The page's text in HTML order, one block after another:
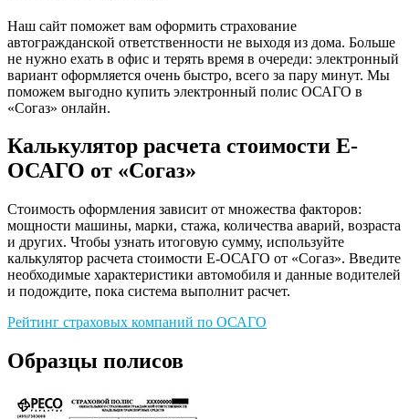
Наш сайт поможет вам оформить страхование
автогражданской ответственности не выходя из дома. Больше
не нужно ехать в офис и терять время в очереди: электронный
вариант оформляется очень быстро, всего за пару минут. Мы
поможем выгодно купить электронный полис ОСАГО в
«Согаз» онлайн.
Калькулятор расчета стоимости Е-
ОСАГО от «Согаз»
Стоимость оформления зависит от множества факторов:
мощности машины, марки, стажа, количества аварий, возраста
и других. Чтобы узнать итоговую сумму, используйте
калькулятор расчета стоимости Е-ОСАГО от «Согаз». Введите
необходимые характеристики автомобиля и данные водителей
и подождите, пока система выполнит расчет.
Рейтинг страховых компаний по ОСАГО
Образцы полисов